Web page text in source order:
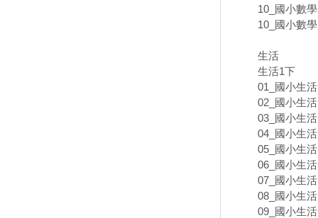
10_國小數
10_國小數
生活
生活1下
01_國小生
02_國小生
03_國小生
04_國小生
05_國小生
06_國小生
07_國小生
08_國小生
09_國小生